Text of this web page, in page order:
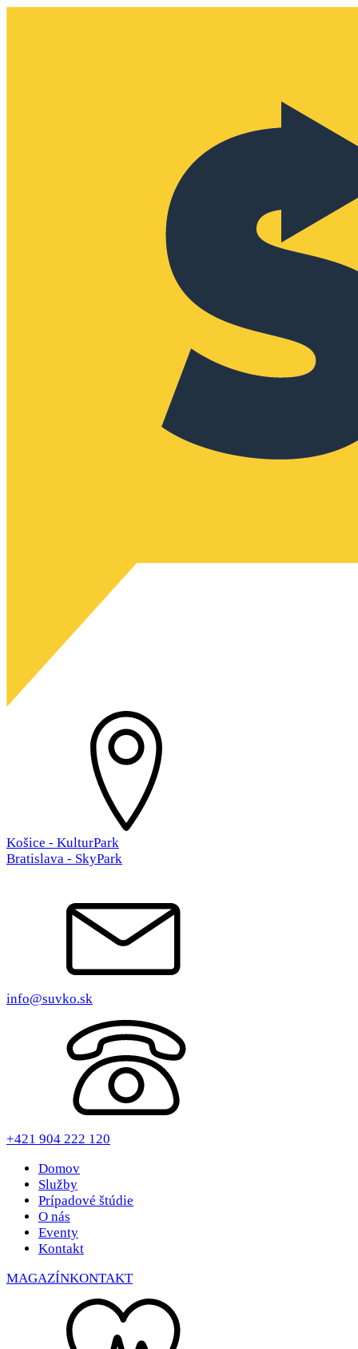
Košice - KulturPark
Bratislava - SkyPark
info@suvko.sk
+421 904 222 120
Domov
Služby
Prípadové štúdie
O nás
Eventy
Kontakt
MAGAZÍNKONTAKT